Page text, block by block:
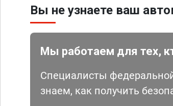
Вы не узнаете ваш
Мы работаем для тех,
Специалисты
знаем, как получить